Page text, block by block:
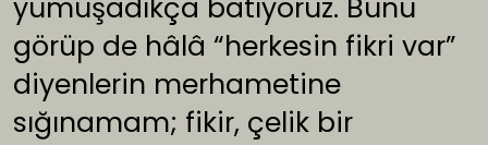
yumuşadıkça batıyoruz. Bunu
görüp de hâlâ “herkesin fikri var”
diyenlerin merhametine
sığınamam; fikir, çelik bir